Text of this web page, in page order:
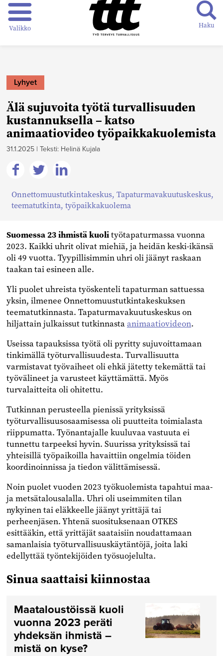
Valikko Haku
Lyhyet
Älä sujuvoita työtä turvallisuuden
kustannuksella – katso
animaatiovideo työpaikkakuolemista
31.1.2025 | Teksti: Helinä Kujala
Jaa
Facebookissa
Jaa
Twitterissä
Jaa
Linkedinissä
Onnettomuustutkintakeskus, Tapaturmavakuutuskeskus,
teematutkinta, työpaikkakuolema
Suomessa 23 ihmistä kuolityötapaturmassa vuonna
2023. Kaikki uhrit olivat miehiä, ja heidän keski-ikänsä
oli 49 vuotta. Tyypillisimmin uhri oli jäänyt raskaan
taakan tai esineen alle.
Yli puolet uhreista työskenteli tapaturman sattuessa
yksin, ilmenee Onnettomuustutkintakeskuksen
teematutkinnasta. Tapaturmavakuutuskeskus on
hiljattain julkaissut tutkinnasta animaatiovideon.
Useissa tapauksissa työtä oli pyritty sujuvoittamaan
tinkimällä työturvallisuudesta. Turvallisuutta
varmistavat työvaiheet oli ehkä jätetty tekemättä tai
työvälineet ja varusteet käyttämättä. Myös
turvalaitteita oli ohitettu.
Tutkinnan perusteella pienissä yrityksissä
työturvallisuusosaamisessa oli puutteita toimialasta
riippumatta. Työnantajalle kuuluvaa vastuuta ei
tunnettu tarpeeksi hyvin. Suurissa yrityksissä tai
yhteisillä työpaikoilla havaittiin ongelmia töiden
koordinoinnissa ja tiedon välittämisessä.
Noin puolet vuoden 2023 työkuolemista tapahtui maa-
ja metsätalousalalla. Uhri oli useimmiten tilan
nykyinen tai eläkkeelle jäänyt yrittäjä tai
perheenjäsen. Yhtenä suosituksenaan OTKES
esittääkin, että yrittäjät saataisiin noudattamaan
samanlaisia työturvallisuuskäytäntöjä, joita laki
edellyttää työntekijöiden työsuojelulta.
Sinua saattaisi kiinnostaa
Maataloustöissä kuoli
vuonna 2023 peräti
yhdeksän ihmistä –
mistä on kyse?